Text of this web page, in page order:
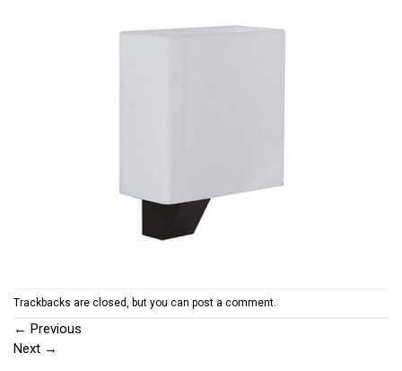
Trackbacks are closed, but you can post a comment.
← Previous
Next →